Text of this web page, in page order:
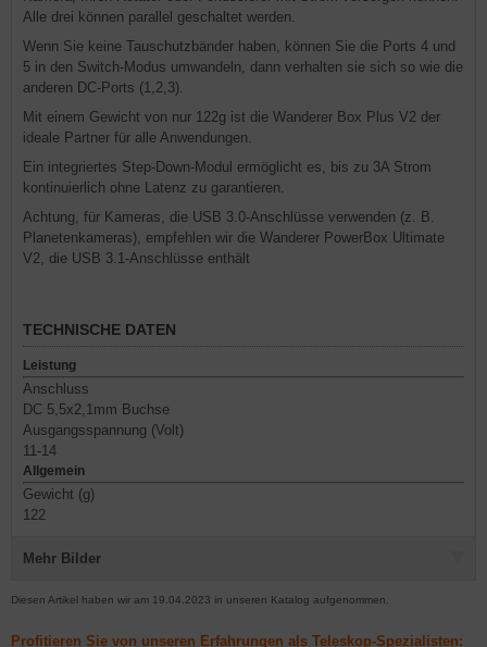
Alle drei können parallel geschaltet werden.
Wenn Sie keine Tauschutzbänder haben, können Sie die Ports 4 und
5 in den Switch-Modus umwandeln, dann verhalten sie sich so wie die
anderen DC-Ports (1,2,3).
Mit einem Gewicht von nur 122g ist die Wanderer Box Plus V2 der
ideale Partner für alle Anwendungen.
Ein integriertes Step-Down-Modul ermöglicht es, bis zu 3A Strom
kontinuierlich ohne Latenz zu garantieren.
Achtung, für Kameras, die USB 3.0-Anschlüsse verwenden (z. B.
Planetenkameras), empfehlen wir die Wanderer PowerBox Ultimate
V2, die USB 3.1-Anschlüsse enthält
TECHNISCHE DATEN
Leistung
Anschluss
DC 5,5x2,1mm Buchse
Ausgangsspannung (Volt)
11-14
Allgemein
Gewicht (g)
122
Mehr Bilder
Diesen Artikel haben wir am 19.04.2023 in unseren Katalog aufgenommen.
Profitieren Sie von unseren Erfahrungen als Teleskop-Spezialisten: